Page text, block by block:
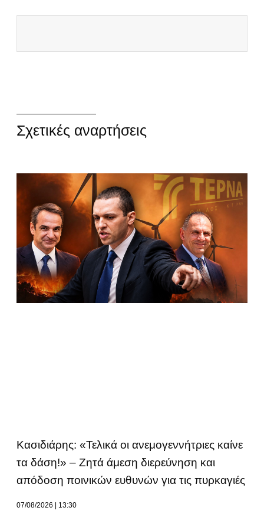
Σχετικές αναρτήσεις
Κασιδιάρης: «Τελικά οι ανεμογεννήτριες καίνε
τα δάση!» – Ζητά άμεση διερεύνηση και
απόδοση ποινικών ευθυνών για τις πυρκαγιές
07/08/2026 13:30